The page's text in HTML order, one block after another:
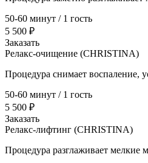
50-60 минут / 1 гость
5 500 ₽
Заказать
Релакс-очищение (CHRISTINA)
Процедура снимает воспаление,
50-60 минут / 1 гость
5 500 ₽
Заказать
Релакс-лифтинг (CHRISTINA)
Процедура разглаживает мелкие